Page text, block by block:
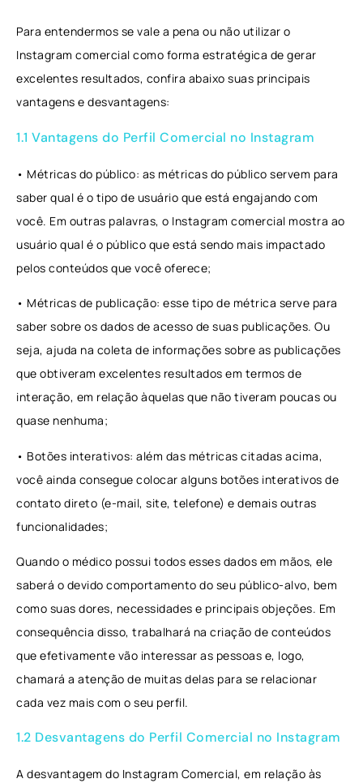
Para entendermos se vale a pena ou não utilizar o
Instagram comercial como forma estratégica de gerar
excelentes resultados, confira abaixo suas principais
vantagens e desvantagens:
1.1 Vantagens do Perfil Comercial no Instagram
• Métricas do público: as métricas do público servem para
saber qual é o tipo de usuário que está engajando com
você. Em outras palavras, o Instagram comercial mostra ao
usuário qual é o público que está sendo mais impactado
pelos conteúdos que você oferece;
• Métricas de publicação: esse tipo de métrica serve para
saber sobre os dados de acesso de suas publicações. Ou
seja, ajuda na coleta de informações sobre as publicações
que obtiveram excelentes resultados em termos de
interação, em relação àquelas que não tiveram poucas ou
quase nenhuma;
• Botões interativos: além das métricas citadas acima,
você ainda consegue colocar alguns botões interativos de
contato direto (e-mail, site, telefone) e demais outras
funcionalidades;
Quando o médico possui todos esses dados em mãos, ele
saberá o devido comportamento do seu público-alvo, bem
como suas dores, necessidades e principais objeções. Em
consequência disso, trabalhará na criação de conteúdos
que efetivamente vão interessar as pessoas e, logo,
chamará a atenção de muitas delas para se relacionar
cada vez mais com o seu perfil.
1.2 Desvantagens do Perfil Comercial no Instagram
A desvantagem do Instagram Comercial, em relação às